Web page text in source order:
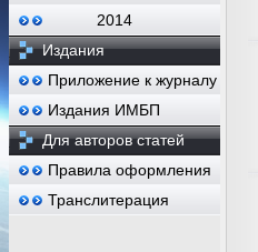
2014
Издания
Приложение к журналу
Издания ИМБП
Для авторов статей
Правила оформления
Транслитерация